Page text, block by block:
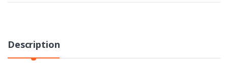
Description